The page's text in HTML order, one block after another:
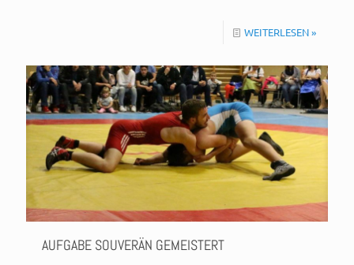
WEITERLESEN »
AUFGABE SOUVERÄN GEMEISTERT